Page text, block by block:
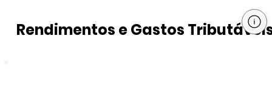
Rendimentos e Gastos